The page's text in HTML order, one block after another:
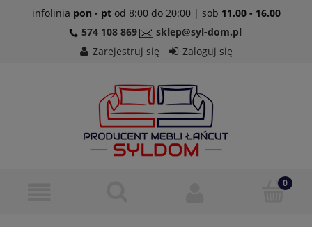
infolinia pon - ptod 8:00 do 20:00 | sob 11.00 - 16.00
574 108 869
sklep@syl-dom.pl
Zarejestruj się
Zaloguj się